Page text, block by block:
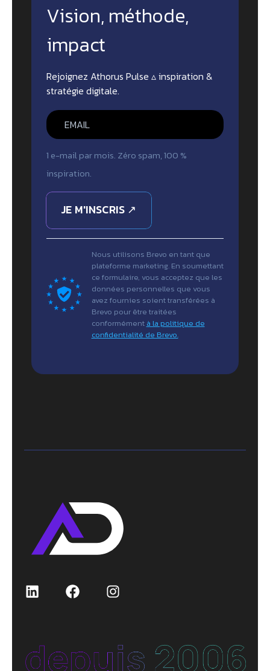
Vision, méthode,
impact
Rejoignez Athorus Pulse ▵ inspiration &
stratégie digitale.
1 e-mail par mois. Zéro spam, 100 %
inspiration.
JE M'INSCRIS ↗
Nous utilisons Brevo en tant que
plateforme marketing. En soumettant
ce formulaire, vous acceptez que les
données personnelles que vous
avez fournies soient transférées à
Brevo pour être traitées
conformément à la politique de
confidentialité de Brevo.
LinkedIn FacebookInstagram